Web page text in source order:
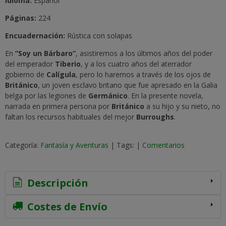
Páginas: 224
Encuadernación: Rústica con solapas
En “Soy un Bárbaro”, asistiremos a los últimos años del poder
del emperador Tiberio, y a los cuatro años del aterrador
gobierno de Calígula, pero lo haremos a través de los ojos de
Británico, un joven esclavo britano que fue apresado en la Galia
belga por las legiones de Germánico. En la presente novela,
narrada en primera persona por Británico a su hijo y su nieto, no
faltan los recursos habituales del mejor Burroughs.
Categoría: Fantasía y Aventuras | Tags: | Comentarios
Descripción
Costes de Envío